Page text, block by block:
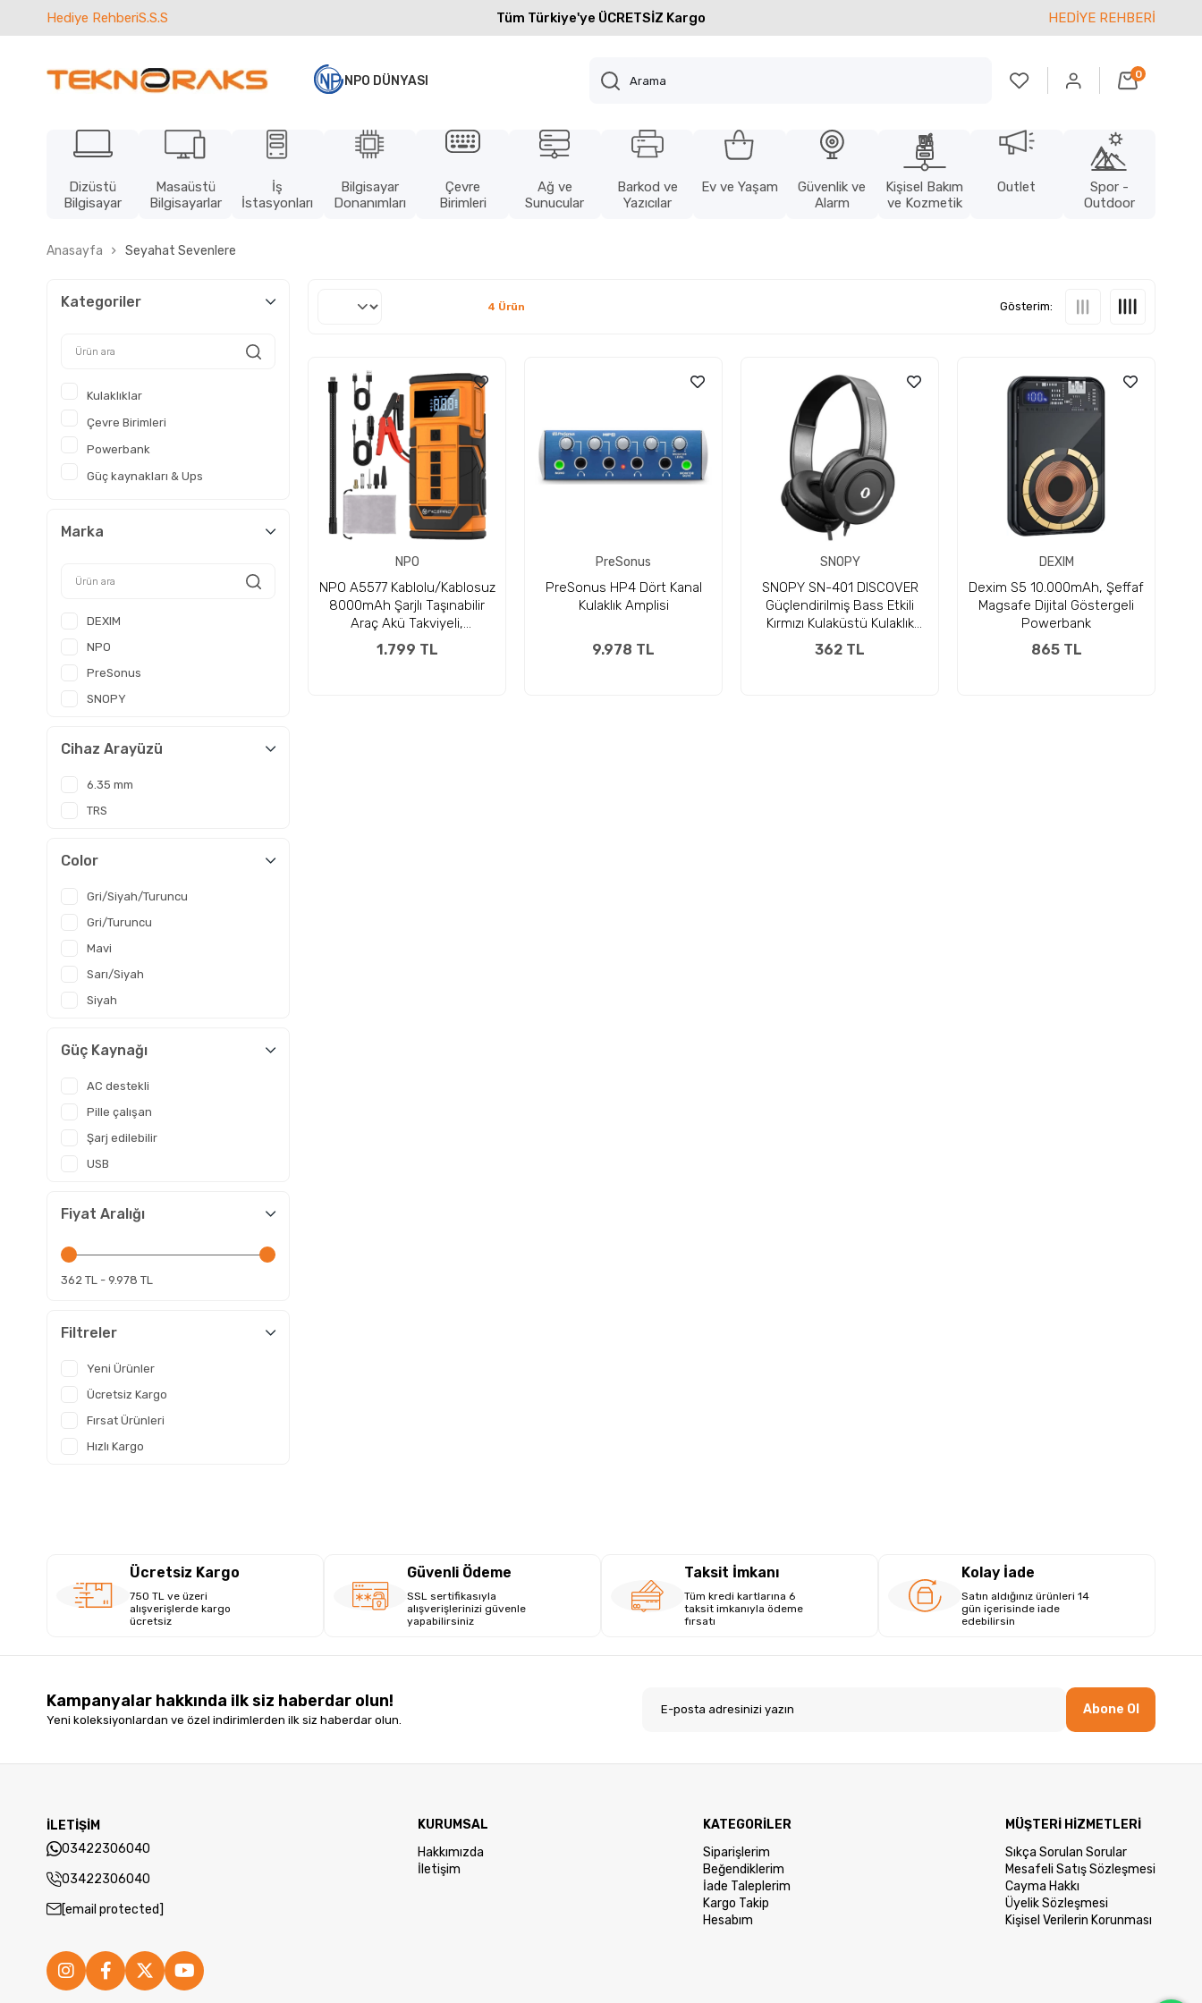
Hediye RehberiS.S.S Tüm Türkiye'ye ÜCRETSİZ Kargo HEDİYE REHBERİ
NPO DÜNYASI 0
Dizüstü
Bilgisayar
Masaüstü
Bilgisayarlar
İş
İstasyonları
Bilgisayar
Donanımları
Çevre
Birimleri
Ağ ve
Sunucular
Barkod ve
Yazıcılar
Ev ve Yaşam
Güvenlik ve
Alarm
Kişisel Bakım
ve Kozmetik
Outlet
Spor -
Outdoor
Anasayfa Seyahat Sevenlere
Kategoriler
Kulaklıklar
Çevre Birimleri
Powerbank
Güç kaynakları & Ups
Marka
DEXIM
NPO
PreSonus
SNOPY
Cihaz Arayüzü
6.35 mm
TRS
Color
Gri/Siyah/Turuncu
Gri/Turuncu
Mavi
Sarı/Siyah
Siyah
Güç Kaynağı
AC destekli
Pille çalışan
Şarj edilebilir
USB
Fiyat Aralığı
362 TL - 9.978 TL
Filtreler
Yeni Ürünler
Ücretsiz Kargo
Fırsat Ürünleri
Hızlı Kargo
4 Ürün
NPO
NPO A5577 Kablolu/Kablosuz
8000mAh Şarjlı Taşınabilir
Araç Akü Takviyeli,
Powerbank Destekli
Reflektör Ledli 5in1 Oto Hava
1.799 TL
PreSonus
PreSonus HP4 Dört Kanal
Kulaklık Amplisi
9.978 TL
SNOPY
SNOPY SN-401 DISCOVER
Güçlendirilmiş Bass Etkili
Kırmızı Kulaküstü Kulaklık
Mikrofonlu Kulaklık
362 TL
DEXIM
Dexim S5 10.000mAh, Şeffaf
Magsafe Dijital Göstergeli
Powerbank
865 TL
Ücretsiz Kargo
750 TL ve üzeri
alışverişlerde kargo
ücretsiz
Güvenli Ödeme
SSL sertifikasıyla
alışverişlerinizi güvenle
yapabilirsiniz
Taksit İmkanı
Tüm kredi kartlarına 6
taksit imkanıyla ödeme
fırsatı
Kolay İade
Satın aldığınız ürünleri 14
gün içerisinde iade
edebilirsin
Kampanyalar hakkında ilk siz haberdar olun!
Yeni koleksiyonlardan ve özel indirimlerden ilk siz haberdar olun.
Abone Ol
İLETİŞİM
03422306040
03422306040
[email protected]
KURUMSAL
Hakkımızda
İletişim
KATEGORİLER
Siparişlerim
Beğendiklerim
İade Taleplerim
Kargo Takip
Hesabım
MÜŞTERİ HİZMETLERİ
Sıkça Sorulan Sorular
Mesafeli Satış Sözleşmesi
Cayma Hakkı
Üyelik Sözleşmesi
Kişisel Verilerin Korunması